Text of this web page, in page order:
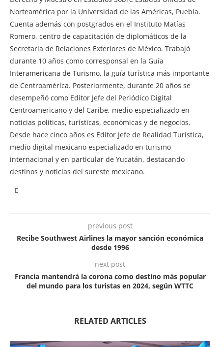
Norteamérica por la Universidad de las Américas, Puebla.
Cuenta además con postgrados en el Instituto Matías
Romero, centro de capacitación de diplomáticos de la
Secretaría de Relaciones Exteriores de México. Trabajó
durante 10 años como corresponsal en la Guía
Interamericana de Turismo, la guía turística más importante
de Centroamérica. Posteriormente, durante 20 años se
desempeñó como Editor Jefe del Periódico Digital
Centroamericano y del Caribe, medio especializado en
noticias políticas, turísticas, económicas y de negocios.
Desde hace cinco años es Editor Jefe de Realidad Turística,
medio digital mexicano especializado en turismo
internacional y en particular de Yucatán, destacando
destinos y noticias del sureste mexicano.
previous post
Recibe Southwest Airlines la mayor sanción económica
desde 1996
next post
Francia mantendrá la corona como destino más popular
del mundo para los turistas en 2024, según WTTC
RELATED ARTICLES